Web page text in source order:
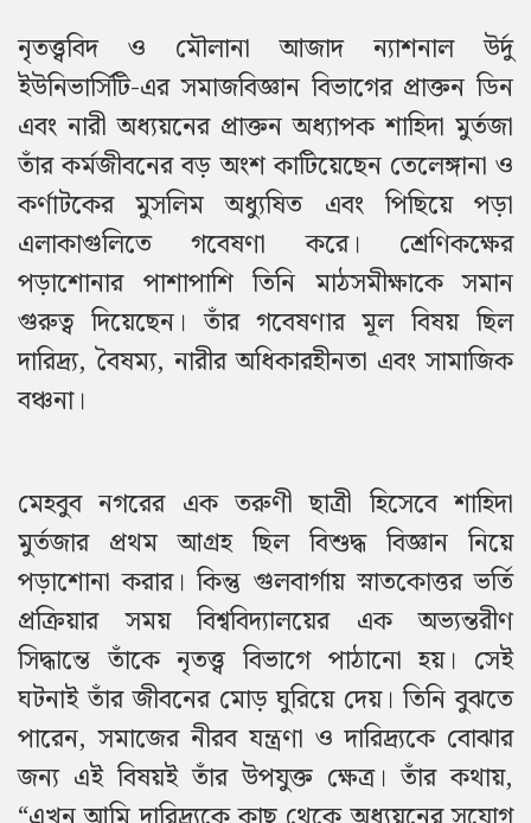
নৃতত্ত্ববিদ ও মৌলানা আজাদ ন্যাশনাল উর্দু
ইউনিভার্সিটি-এর সমাজবিজ্ঞান বিভাগের প্রাক্তন ডিন
এবং নারী অধ্যয়নের প্রাক্তন অধ্যাপক শাহিদা মুর্তজা
তাঁর কর্মজীবনের বড় অংশ কাটিয়েছেন তেলেঙ্গানা ও
কর্ণাটকের মুসলিম অধ্যুষিত এবং পিছিয়ে পড়া
এলাকাগুলিতে গবেষণা করে। শ্রেণিকক্ষের
পড়াশোনার পাশাপাশি তিনি মাঠসমীক্ষাকে সমান
গুরুত্ব দিয়েছেন। তাঁর গবেষণার মূল বিষয় ছিল
দারিদ্র্য, বৈষম্য, নারীর অধিকারহীনতা এবং সামাজিক
বঞ্চনা।
মেহবুব নগরের এক তরুণী ছাত্রী হিসেবে শাহিদা
মুর্তজার প্রথম আগ্রহ ছিল বিশুদ্ধ বিজ্ঞান নিয়ে
পড়াশোনা করার। কিন্তু গুলবার্গায় স্নাতকোত্তর ভর্তি
প্রক্রিয়ার সময় বিশ্ববিদ্যালয়ের এক অভ্যন্তরীণ
সিদ্ধান্তে তাঁকে নৃতত্ত্ব বিভাগে পাঠানো হয়। সেই
ঘটনাই তাঁর জীবনের মোড় ঘুরিয়ে দেয়। তিনি বুঝতে
পারেন, সমাজের নীরব যন্ত্রণা ও দারিদ্র্যকে বোঝার
জন্য এই বিষয়ই তাঁর উপযুক্ত ক্ষেত্র। তাঁর কথায়,